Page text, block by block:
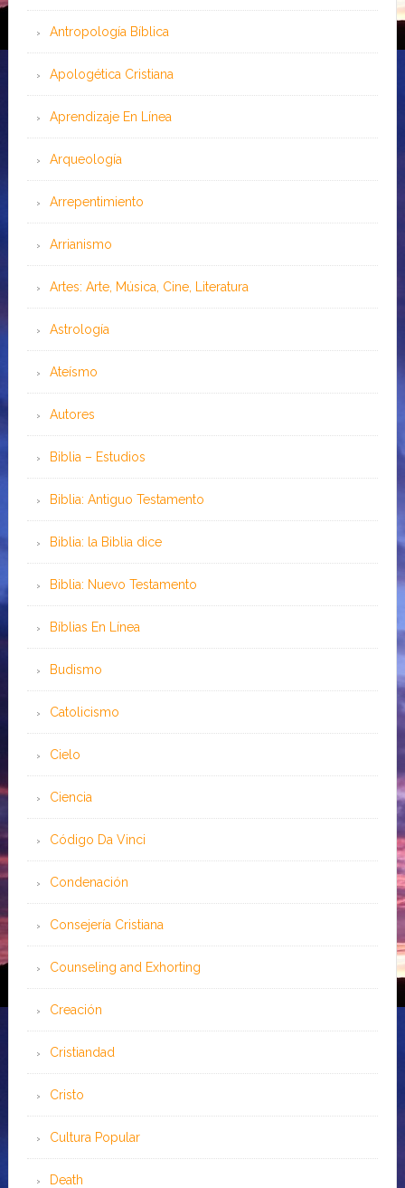
Antropología Bíblica
Apologética Cristiana
Aprendizaje En Línea
Arqueología
Arrepentimiento
Arrianismo
Artes: Arte, Música, Cine, Literatura
Astrología
Ateísmo
Autores
Biblia – Estudios
Biblia: Antiguo Testamento
Biblia: la Biblia dice
Biblia: Nuevo Testamento
Bíblias En Línea
Budismo
Catolicismo
Cielo
Ciencia
Código Da Vinci
Condenación
Consejería Cristiana
Counseling and Exhorting
Creación
Cristiandad
Cristo
Cultura Popular
Death